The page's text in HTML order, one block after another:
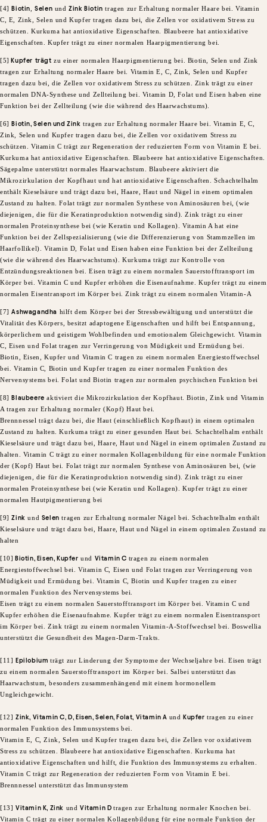
​[4]Biotin ,Selen undZink Biotin tragen zur Erhaltung normaler Haare bei. Vitamin
C, E, Zink, Selen und Kupfer tragen dazu bei, die Zellen vor oxidativem Stress zu
schützen. Kurkuma hat antioxidative Eigenschaften. Blaubeere hat antioxidative
Eigenschaften. Kupfer trägt zu einer normalen Haarpigmentierung bei.
​[5] Kupfer trägt zu einer normalen Haarpigmentierung bei. Biotin, Selen und Zink
tragen zur Erhaltung normaler Haare bei. Vitamin E, C, Zink, Selen und Kupfer
tragen dazu bei, die Zellen vor oxidativem Stress zu schützen. Zink trägt zu einer
normalen DNA-Synthese und Zellteilung bei. Vitamin D, Folat und Eisen haben eine
Funktion bei der Zellteilung (wie die während des Haarwachstums).​
​[6]Biotin, Selen und Zink tragen zur Erhaltung normaler Haare bei. Vitamin E, C,
Zink, Selen und Kupfer tragen dazu bei, die Zellen vor oxidativem Stress zu
schützen. Vitamin C trägt zur Regeneration der reduzierten Form von Vitamin E bei.
Kurkuma hat antioxidative Eigenschaften. Blaubeere hat antioxidative Eigenschaften.
Sägepalme unterstützt normales Haarwachstum. Blaubeere aktiviert die
Mikrozirkulation der Kopfhaut und hat antioxidative Eigenschaften. Schachtelhalm
enthält Kieselsäure und trägt dazu bei, Haare, Haut und Nägel in einem optimalen
Zustand zu halten. Folat trägt zur normalen Synthese von Aminosäuren bei, (wie
diejenigen, die für die Keratinproduktion notwendig sind). Zink trägt zu einer
normalen Proteinsynthese bei (wie Keratin und Kollagen). Vitamin A hat eine
Funktion bei der Zellspezialisierung (wie die Differenzierung von Stammzellen im
Haarfollikel). Vitamin D, Folat und Eisen haben eine Funktion bei der Zellteilung
(wie die während des Haarwachstums). Kurkuma trägt zur Kontrolle von
Entzündungsreaktionen bei. Eisen trägt zu einem normalen Sauerstofftransport im
Körper bei. Vitamin C und Kupfer erhöhen die Eisenaufnahme. Kupfer trägt zu einem
normalen Eisentransport im Körper bei. Zink trägt zu einem normalen Vitamin-A
[7]Ashwagandha hilft dem Körper bei der Stressbewältigung und unterstützt die
Vitalität des Körpers, besitzt adaptogene Eigenschaften und hilft bei Entspannung,
körperlichem und geistigem Wohlbefinden und emotionalem Gleichgewicht. Vitamin
C, Eisen und Folat tragen zur Verringerung von Müdigkeit und Ermüdung bei.
Biotin, Eisen, Kupfer und Vitamin C tragen zu einem normalen Energiestoffwechsel
bei. Vitamin C, Biotin und Kupfer tragen zu einer normalen Funktion des
Nervensystems bei. Folat und Biotin tragen zur normalen psychischen Funktion bei
[8]Blaubeere aktiviert die Mikrozirkulation der Kopfhaut. Biotin, Zink und Vitamin
A tragen zur Erhaltung normaler (Kopf) Haut bei.
Brennnessel trägt dazu bei, die Haut (einschließlich Kopfhaut) in einem optimalen
Zustand zu halten. Kurkuma trägt zu einer gesunden Haut bei. Schachtelhalm enthält
Kieselsäure und trägt dazu bei, Haare, Haut und Nägel in einem optimalen Zustand zu
halten. Vitamin C trägt zu einer normalen Kollagenbildung für eine normale Funktion
der (Kopf) Haut bei. Folat trägt zur normalen Synthese von Aminosäuren bei, (wie
diejenigen, die für die Keratinproduktion notwendig sind). Zink trägt zu einer
normalen Proteinsynthese bei (wie Keratin und Kollagen). Kupfer trägt zu einer
normalen Hautpigmentierung bei
[9]Zink und Selen tragen zur Erhaltung normaler Nägel bei. Schachtelhalm enthält
Kieselsäure und trägt dazu bei, Haare, Haut und Nägel in einem optimalen Zustand zu
halten
[10] Biotin, Eisen, Kupfer und Vitamin C tragen zu einem normalen
Energiestoffwechsel bei. Vitamin C, Eisen und Folat tragen zur Verringerung von
Müdigkeit und Ermüdung bei. Vitamin C, Biotin und Kupfer tragen zu einer
normalen Funktion des Nervensystems bei.
Eisen trägt zu einem normalen Sauerstofftransport im Körper bei. Vitamin C und
Kupfer erhöhen die Eisenaufnahme. Kupfer trägt zu einem normalen Eisentransport
im Körper bei. Zink trägt zu einem normalen Vitamin-A-Stoffwechsel bei. Boswellia
unterstützt die Gesundheit des Magen-Darm-Trakts.
[11] Epilobium trägt zur Linderung der Symptome der Wechseljahre bei. Eisen trägt
zu einem normalen Sauerstofftransport im Körper bei. Salbei unterstützt das
Haarwachstum, besonders zusammenhängend mit einem hormonellem
Ungleichgewicht.
[12] Zink, Vitamin C, D, Eisen, Selen, Folat, Vitamin A undKupfer tragen zu einer
normalen Funktion des Immunsystems bei.
Vitamin E, C, Zink, Selen und Kupfer tragen dazu bei, die Zellen vor oxidativem
Stress zu schützen. Blaubeere hat antioxidative Eigenschaften. Kurkuma hat
antioxidative Eigenschaften und hilft, die Funktion des Immunsystems zu erhalten.
Vitamin C trägt zur Regeneration der reduzierten Form von Vitamin E bei.
Brennnessel unterstützt das Immunsystem
[13] Vitamin K, Zink und Vitamin D tragen zur Erhaltung normaler Knochen bei.
Vitamin C trägt zu einer normalen Kollagenbildung für eine normale Funktion der